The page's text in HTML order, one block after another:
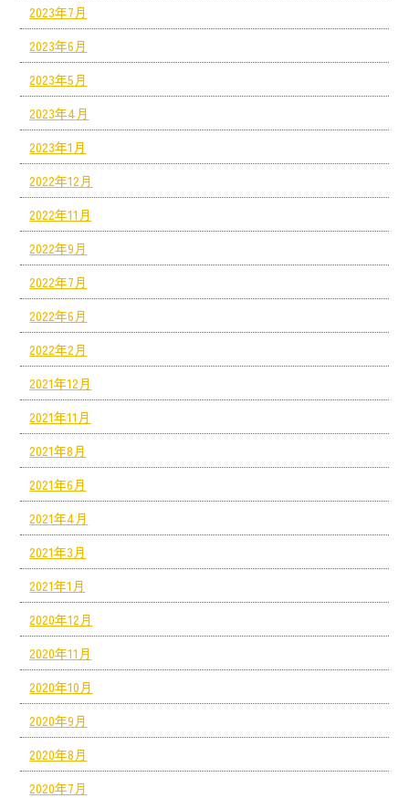
2023年7月
2023年6月
2023年5月
2023年4月
2023年1月
2022年12月
2022年11月
2022年9月
2022年7月
2022年6月
2022年2月
2021年12月
2021年11月
2021年8月
2021年6月
2021年4月
2021年3月
2021年1月
2020年12月
2020年11月
2020年10月
2020年9月
2020年8月
2020年7月